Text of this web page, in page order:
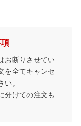
りません。
お断りさせてい
を全てキャンセ
。
分けての注文も